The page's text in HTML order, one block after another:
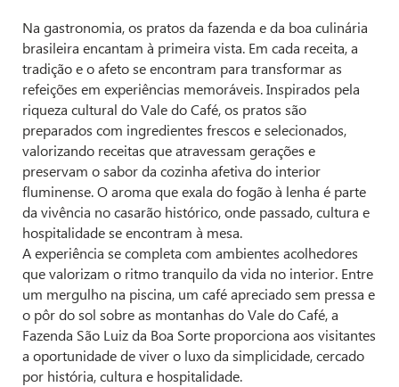
Na gastronomia, os pratos da fazenda e da boa culinária
brasileira encantam à primeira vista. Em cada receita, a
tradição e o afeto se encontram para transformar as
refeições em experiências memoráveis. Inspirados pela
riqueza cultural do Vale do Café, os pratos são
preparados com ingredientes frescos e selecionados,
valorizando receitas que atravessam gerações e
preservam o sabor da cozinha afetiva do interior
fluminense. O aroma que exala do fogão à lenha é parte
da vivência no casarão histórico, onde passado, cultura e
hospitalidade se encontram à mesa.
A experiência se completa com ambientes acolhedores
que valorizam o ritmo tranquilo da vida no interior. Entre
um mergulho na piscina, um café apreciado sem pressa e
o pôr do sol sobre as montanhas do Vale do Café, a
Fazenda São Luiz da Boa Sorte proporciona aos visitantes
a oportunidade de viver o luxo da simplicidade, cercado
por história, cultura e hospitalidade.